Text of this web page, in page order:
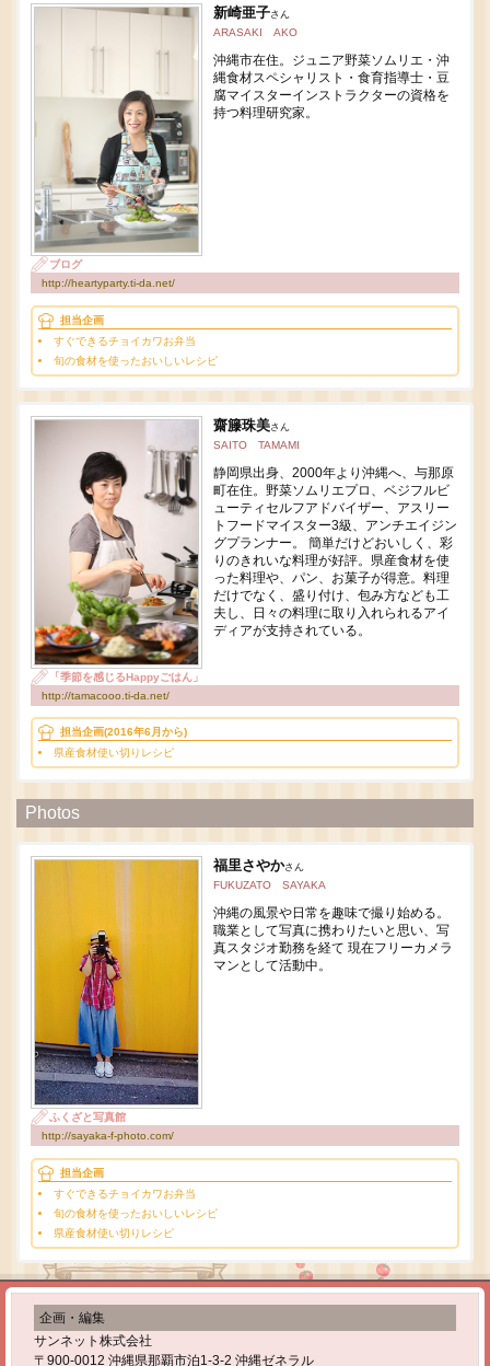
新崎亜子さん
ARASAKI AKO
沖縄市在住。ジュニア野菜ソムリエ・沖
縄食材スペシャリスト・食育指導士・豆
腐マイスターインストラクターの資格を
持つ料理研究家。
ブログ
http://heartyparty.ti-da.net/
担当企画
すぐできるチョイカワお弁当
旬の食材を使ったおいしいレシピ
齋籐珠美さん
SAITO TAMAMI
静岡県出身、2000年より沖縄へ、与那原
町在住。野菜ソムリエプロ、ベジフルビ
ューティセルフアドバイザー、アスリー
トフードマイスター3級、アンチエイジン
グプランナー。 簡単だけどおいしく、彩
りのきれいな料理が好評。県産食材を使
った料理や、パン、お菓子が得意。料理
だけでなく、盛り付け、包み方なども工
夫し、日々の料理に取り入れられるアイ
ディアが支持されている。
「季節を感じるHappyごはん」
http://tamacooo.ti-da.net/
担当企画(2016年6月から)
県産食材使い切りレシピ
Photos
福里さやかさん
FUKUZATO SAYAKA
沖縄の風景や日常を趣味で撮り始める。
職業として写真に携わりたいと思い、写
真スタジオ勤務を経て 現在フリーカメラ
マンとして活動中。
ふくざと写真館
http://sayaka-f-photo.com/
担当企画
すぐできるチョイカワお弁当
旬の食材を使ったおいしいレシピ
県産食材使い切りレシピ
企画・編集
サンネット株式会社
〒900-0012 沖縄県那覇市泊1-3-2 沖縄ゼネラル